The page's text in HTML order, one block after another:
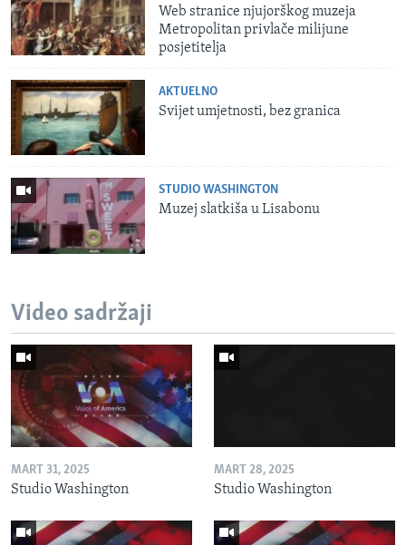
Web stranice njujorškog muzeja
Metropolitan privlače milijune
posjetitelja
AKTUELNO
Svijet umjetnosti, bez granica
STUDIO WASHINGTON
Muzej slatkiša u Lisabonu
Video sadržaji
MART 31, 2025
Studio Washington
MART 28, 2025
Studio Washington